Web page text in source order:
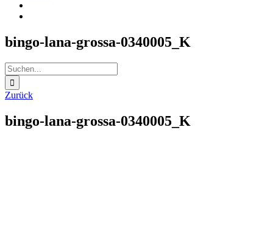
bingo-lana-grossa-0340005_K
Suche
nach:
Zurück
bingo-lana-grossa-0340005_K